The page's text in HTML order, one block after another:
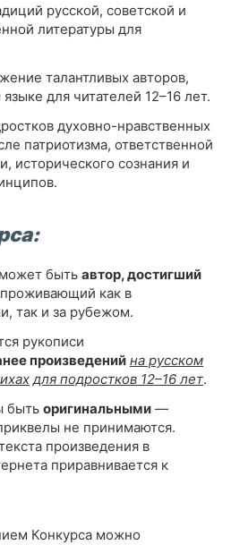
русской, советской и
литературы для
талантливых авторов,
для читателей 12–16 лет.
духовно-нравственных
патриотизма, ответственной
исторического сознания и
быть автор, достигший
как в
так и за рубежом.
рукописи
произведений на русском
для подростков 12–16 лет.
быть оригинальными —
не принимаются.
произведения в
приравнивается к
Конкурса можно